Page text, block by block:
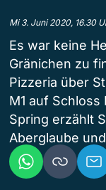
Mi 3. Juni 2020, 16.30
Es war keine
Gränichen zu
Pizzeria über
M1 auf
Spring erzählt
Aberglaube